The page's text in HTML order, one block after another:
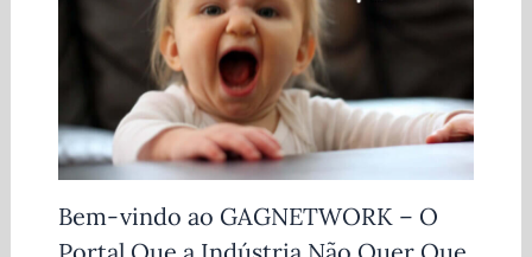
Bem-vindo ao GAGNETWORK – O